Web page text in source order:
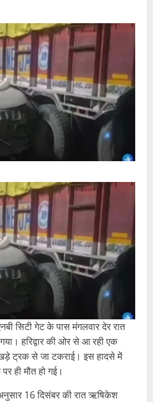
सिटी गेट के पास मंगलवार देर रात
हरिद्वार की ओर से आ रही एक
ट्रक से जा टकराई। इस हादसे में
ही मौत हो गई।
16 दिसंबर की रात ऋषिकेश